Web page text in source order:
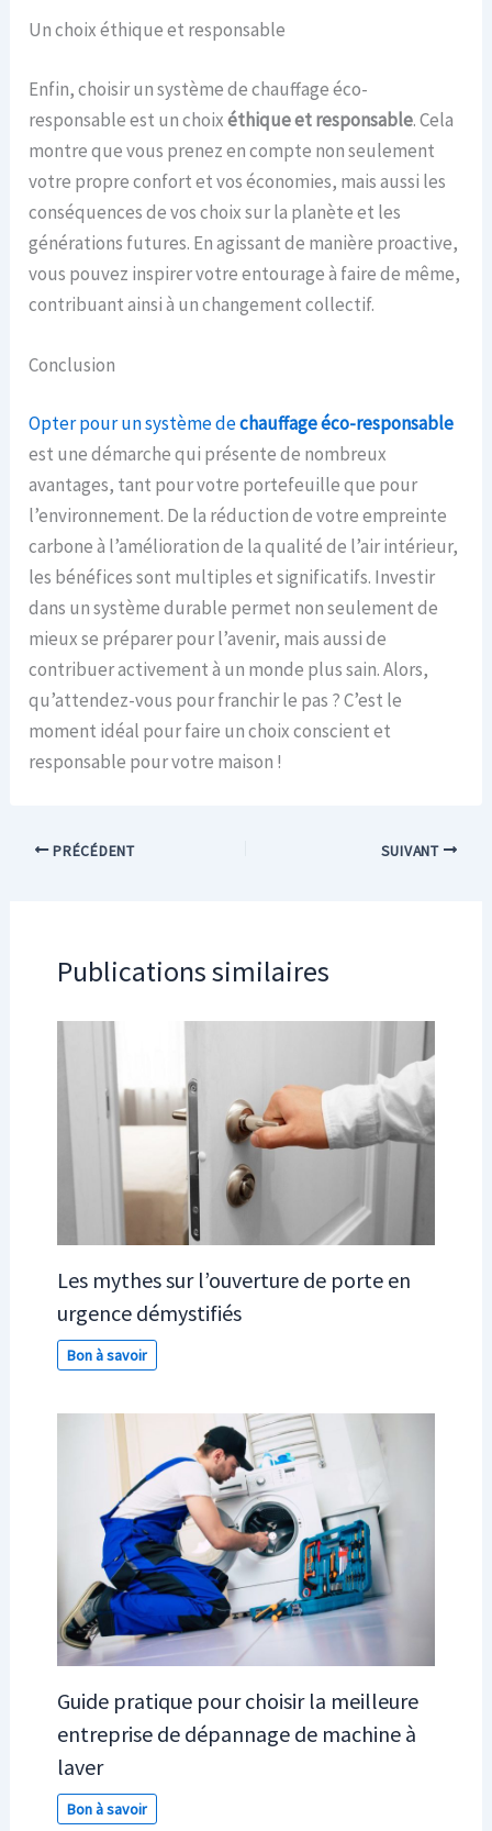
Un choix éthique et responsable
Enfin, choisir un système de chauffage éco-
responsable est un choixéthique et responsable. Cela
montre que vous prenez en compte non seulement
votre propre confort et vos économies, mais aussi les
conséquences de vos choix sur la planète et les
générations futures. En agissant de manière proactive,
vous pouvez inspirer votre entourage à faire de même,
contribuant ainsi à un changement collectif.
Conclusion
Opter pour un système dechauffage éco-responsable
est une démarche qui présente de nombreux
avantages, tant pour votre portefeuille que pour
l’environnement. De la réduction de votre empreinte
carbone à l’amélioration de la qualité de l’air intérieur,
les bénéfices sont multiples et significatifs. Investir
dans un système durable permet non seulement de
mieux se préparer pour l’avenir, mais aussi de
contribuer activement à un monde plus sain. Alors,
qu’attendez-vous pour franchir le pas ? C’est le
moment idéal pour faire un choix conscient et
responsable pour votre maison !
PRÉCÉDENT SUIVANT
Publications similaires
Les mythes sur l’ouverture de porte en
urgence démystifiés
Bon à savoir
Guide pratique pour choisir la meilleure
entreprise de dépannage de machine à
laver
Bon à savoir